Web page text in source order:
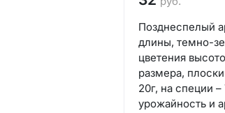
Позднеспелый
длины, темно-
цветения
размера,
20г, на специи
урожайность и